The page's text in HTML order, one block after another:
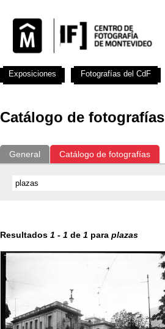
Catálogo de fotografías
General Catálogo de fotografías
Resultados 1 - 1 de 1 para plazas
Exposiciones Fotografías del CdF